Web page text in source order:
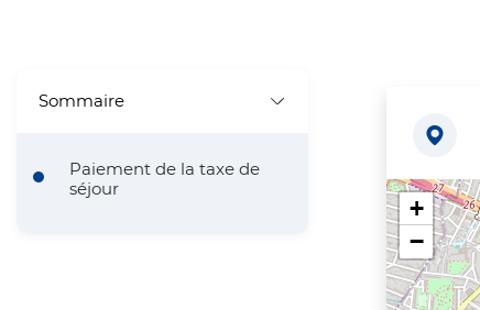
a
A
Sommaire
Paiement de la taxe de
séjour
+
−